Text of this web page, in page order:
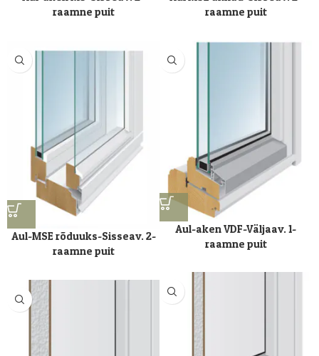
raamne puit
raamne puit
Aul-MSE rõduuks-Sisseav. 2-
raamne puit
Aul-aken VDF-Väljaav. 1-
raamne puit